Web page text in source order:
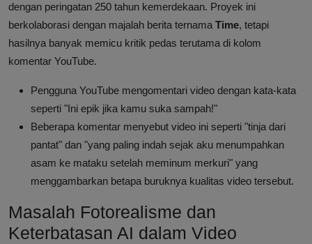
dengan peringatan 250 tahun kemerdekaan. Proyek ini
berkolaborasi dengan majalah berita ternama Time, tetapi
hasilnya banyak memicu kritik pedas terutama di kolom
komentar YouTube.
Pengguna YouTube mengomentari video dengan kata-kata
seperti "Ini epik jika kamu suka sampah!"
Beberapa komentar menyebut video ini seperti "tinja dari
pantat" dan "yang paling indah sejak aku menumpahkan
asam ke mataku setelah meminum merkuri" yang
menggambarkan betapa buruknya kualitas video tersebut.
Masalah Fotorealisme dan
Keterbatasan AI dalam Video